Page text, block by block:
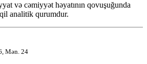
və cəmiyyət həyatının qovuşuğunda
analitik qurumdur.
Mən. 24